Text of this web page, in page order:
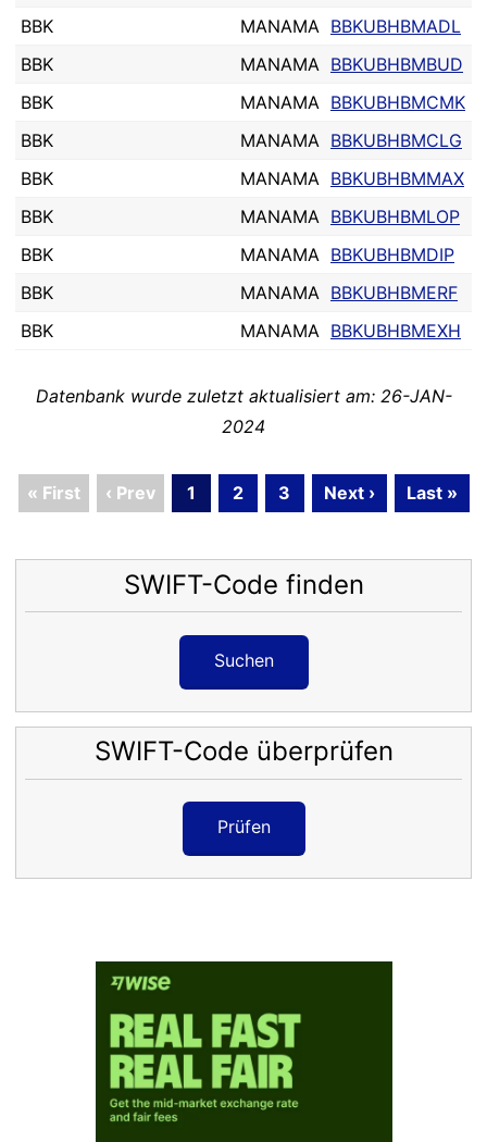
BBK MANAMA BBKUBHBMADL
BBK
MANAMA BBKUBHBMBUD
BBK
MANAMA BBKUBHBMCMK
BBK
MANAMA BBKUBHBMCLG
BBK
MANAMA BBKUBHBMMAX
BBK
MANAMA BBKUBHBMLOP
BBK
MANAMA BBKUBHBMDIP
BBK
MANAMA BBKUBHBMERF
BBK
MANAMA BBKUBHBMEXH
Datenbank wurde zuletzt aktualisiert am: 26-JAN-
2024
« First ‹ Prev 1 2 3 Next › Last »
SWIFT-Code finden
Suchen
SWIFT-Code überprüfen
Prüfen